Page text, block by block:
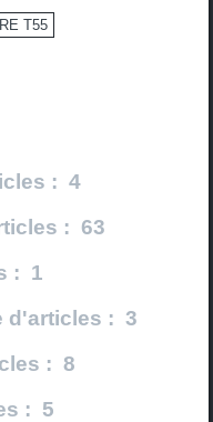
T55
: 4
: 63
: 1
d'articles : 3
: 8
: 5